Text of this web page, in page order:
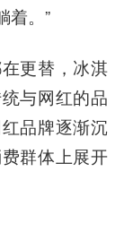
着。”
更替， 冰淇
与网红的品
品牌逐渐沉
群体上展开